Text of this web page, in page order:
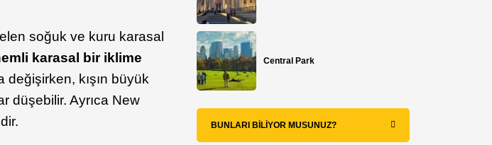
soğuk ve kuru karasal
karasal bir iklime
değişirken, kışın büyük
düşebilir. Ayrıca New
Central Park
BUNLARI BILIYOR MUSUNUZ?